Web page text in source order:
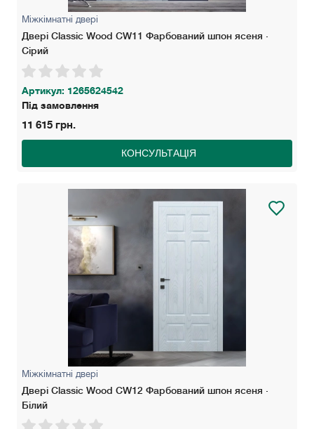
Міжкімнатні двері
Двері Classic Wood СW11 Фарбований шпон ясеня ·
Сірий
Артикул: 1265624542
Під замовлення
11 615 грн.
КОНСУЛЬТАЦІЯ
Міжкімнатні двері
Двері Classic Wood СW12 Фарбований шпон ясеня ·
Білий